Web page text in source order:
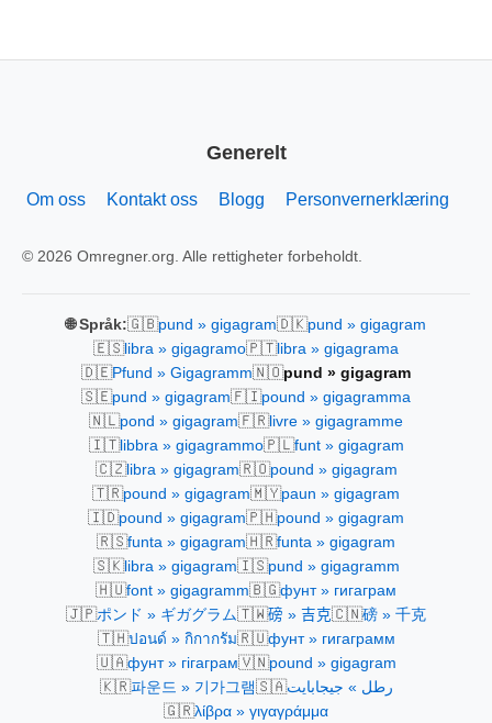
Generelt
Om oss Kontakt oss Blogg Personvernerklæring
© 2026 Omregner.org. Alle rettigheter forbeholdt.
🌐 Språk:🇬🇧pund » gigagram🇩🇰pund » gigagram
🇪🇸libra » gigagramo🇵🇹libra » gigagrama
🇩🇪Pfund » Gigagramm🇳🇴pund » gigagram
🇸🇪pund » gigagram🇫🇮pound » gigagramma
🇳🇱pond » gigagram🇫🇷livre » gigagramme
🇮🇹libbra » gigagrammo🇵🇱funt » gigagram
🇨🇿libra » gigagram🇷🇴pound » gigagram
🇹🇷pound » gigagram🇲🇾paun » gigagram
🇮🇩pound » gigagram🇵🇭pound » gigagram
🇷🇸funta » gigagram🇭🇷funta » gigagram
🇸🇰libra » gigagram🇮🇸pund » gigagramm
🇭🇺font » gigagramm🇧🇬фунт » гигаграм
🇯🇵ポンド » ギガグラム🇹🇼磅 » 吉克🇨🇳磅 » 千克
🇹🇭ปอนด์ » กิกากรัม🇷🇺фунт » гигаграмм
🇺🇦фунт » гігаграм🇻🇳pound » gigagram
🇰🇷파운드 » 기가그램🇸🇦رطل » جيجابايت
🇬🇷λίβρα » γιγαγράμμα